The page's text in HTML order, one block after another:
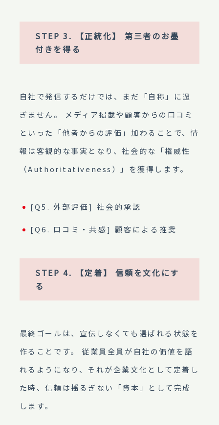
STEP 3. 【正統化】 第三者のお墨
付きを得る
自社で発信するだけでは、まだ「自称」に過
ぎません。 メディア掲載や顧客からの口コミ
といった「他者からの評価」加わることで、情
報は客観的な事実となり、社会的な「権威性
（Authoritativeness）」を獲得します。
[Q5. 外部評価] 社会的承認
[Q6. 口コミ・共感] 顧客による推奨
STEP 4. 【定着】 信頼を文化にす
る
最終ゴールは、宣伝しなくても選ばれる状態を
作ることです。 従業員全員が自社の価値を語
れるようになり、それが企業文化として定着し
た時、信頼は揺るぎない「資本」として完成
します。